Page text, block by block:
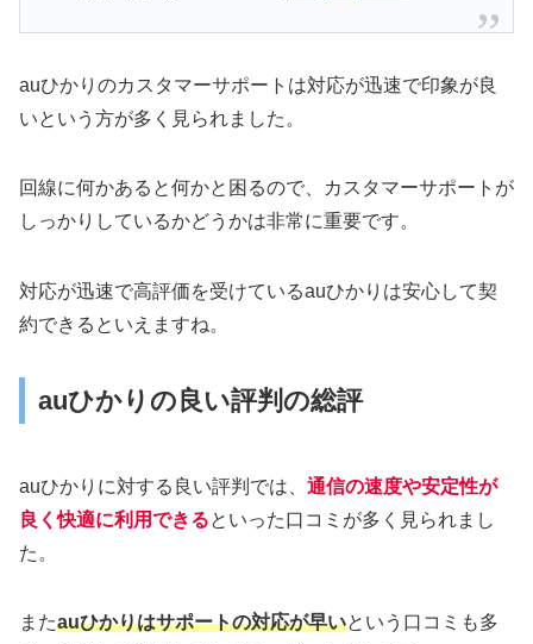
auひかりのカスタマーサポートは対応が迅速で印象が良
いという方が多く見られました。
回線に何かあると何かと困るので、カスタマーサポートが
しっかりしているかどうかは非常に重要です。
対応が迅速で高評価を受けているauひかりは安心して契
約できるといえますね。
auひかりの良い評判の総評
auひかりに対する良い評判では、 通信の速度や安定性が
良く快適に利用できるといった口コミが多く見られまし
た。
またauひかりはサポートの対応が早いという口コミも多